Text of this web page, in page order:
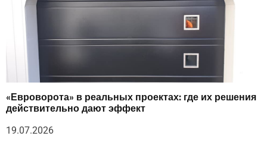
«Евроворота» в реальных проектах: где их решения
действительно дают эффект
19.07.2026